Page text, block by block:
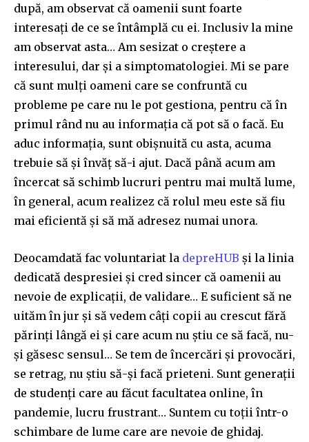
după, am observat că oamenii sunt foarte
interesați de ce se întâmplă cu ei. Inclusiv la mine
am observat asta… Am sesizat o creștere a
interesului, dar și a simptomatologiei. Mi se pare
că sunt mulți oameni care se confruntă cu
probleme pe care nu le pot gestiona, pentru că în
primul rând nu au informația că pot să o facă. Eu
aduc informația, sunt obișnuită cu asta, acuma
trebuie să și învăț să-i ajut. Dacă până acum am
încercat să schimb lucruri pentru mai multă lume,
în general, acum realizez că rolul meu este să fiu
mai eficientă și să mă adresez numai unora.
Deocamdată fac voluntariat la depreHUB și la linia
dedicată despresiei și cred sincer că oamenii au
nevoie de explicații, de validare… E suficient să ne
uităm în jur și să vedem câți copii au crescut fără
părinți lângă ei și care acum nu știu ce să facă, nu-
și găsesc sensul… Se tem de încercări și provocări,
se retrag, nu știu să-și facă prieteni. Sunt generații
de studenți care au făcut facultatea online, în
pandemie, lucru frustrant… Suntem cu toții într-o
schimbare de lume care are nevoie de ghidaj.